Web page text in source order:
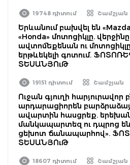
19748 դիտում Շամշյան
Երևանում բախվել են
«Honda» մոտոցիկլը.
ավտոմեքենան ու
երթևեկելի գոտում.
ՏԵՍԱՆՅՈւԹ
19151 դիտում Շամշյան
Ուջան գյուղի հարյուրավոր
արդարացիորեն
ավարտին հասցրեք.
մանկապարտեզ ու դպրոց
ցեխոտ ճանապարհով».
ՏԵՍԱՆՅՈւԹ
18607 դիտում Շամշյան